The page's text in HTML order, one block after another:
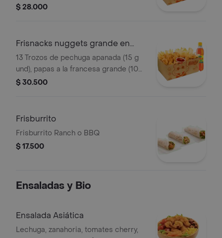
g), gaseosa (400 ml)
$ 28.000
Frisnacks nuggets grande en
caja
13 Trozos de pechuga apanada (15 g
und), papas a la francesa grande (100
g), gaseosa (400 ml)
$ 30.500
Frisburrito
Frisburrito Ranch o BBQ
$ 17.500
Ensaladas y Bio
Ensalada Asiática
Lechuga, zanahoria, tomates cherry,